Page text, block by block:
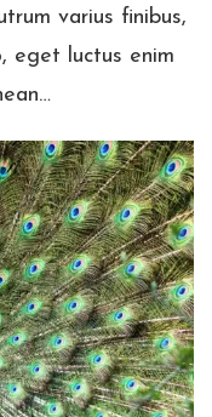
varius finibus,
eget luctus enim